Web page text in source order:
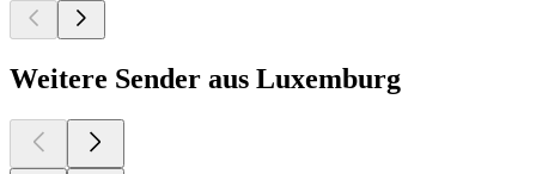
Weitere Sender aus Luxemburg